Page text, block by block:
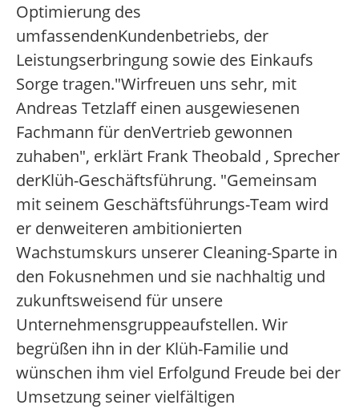
Optimierung des
umfassendenKundenbetriebs, der
Leistungserbringung sowie des Einkaufs
Sorge tragen."Wirfreuen uns sehr, mit
Andreas Tetzlaff einen ausgewiesenen
Fachmann für denVertrieb gewonnen
zuhaben", erklärt Frank Theobald , Sprecher
derKlüh-Geschäftsführung. "Gemeinsam
mit seinem Geschäftsführungs-Team wird
er denweiteren ambitionierten
Wachstumskurs unserer Cleaning-Sparte in
den Fokusnehmen und sie nachhaltig und
zukunftsweisend für unsere
Unternehmensgruppeaufstellen. Wir
begrüßen ihn in der Klüh-Familie und
wünschen ihm viel Erfolgund Freude bei der
Umsetzung seiner vielfältigen